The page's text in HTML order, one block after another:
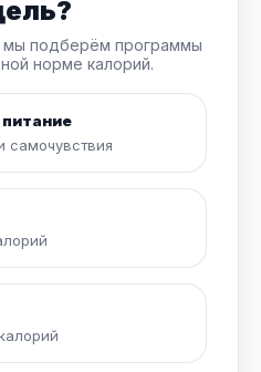
подберём программы
норме калорий.